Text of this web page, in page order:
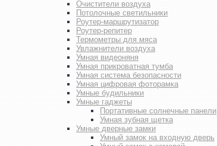
Очистители воздуха
Потолочные светильники
Роутер-маршрутизатор
Роутер-репитер
Термометры для мяса
Увлажнители воздуха
Умная видеоняня
Умная прикроватная тумба
Умная система безопасности
Умная цифровая фоторамка
Умные будильники
Умные гаджеты
Портативные солнечные панели
Умная зубная щетка
Умные дверные замки
Умный замок на входную дверь